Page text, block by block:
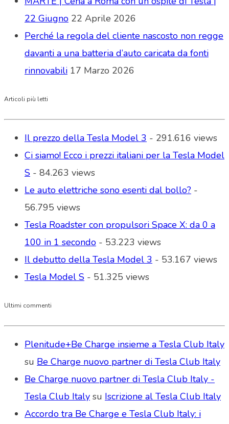
22 Giugno 22 Aprile 2026
Perché la regola del cliente nascosto non regge
davanti a una batteria d’auto caricata da fonti
rinnovabili 17 Marzo 2026
Articoli più letti
Il prezzo della Tesla Model 3 - 291.616 views
Ci siamo! Ecco i prezzi italiani per la Tesla Model
S - 84.263 views
Le auto elettriche sono esenti dal bollo? -
56.795 views
Tesla Roadster con propulsori Space X: da 0 a
100 in 1 secondo - 53.223 views
Il debutto della Tesla Model 3 - 53.167 views
Tesla Model S - 51.325 views
Ultimi commenti
Plenitude+Be Charge insieme a Tesla Club Italy
su Be Charge nuovo partner di Tesla Club Italy
Be Charge nuovo partner di Tesla Club Italy -
Tesla Club Italy su Iscrizione al Tesla Club Italy
Accordo tra Be Charge e Tesla Club Italy: i